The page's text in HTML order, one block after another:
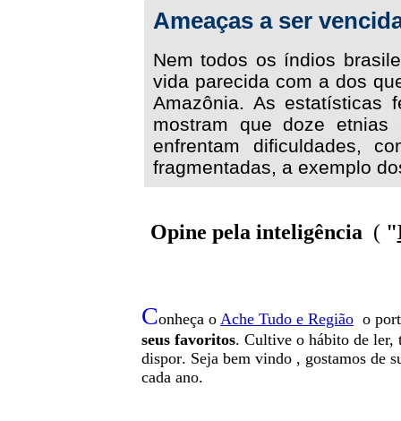
Ameaças a ser
Nem todos os índios
vida parecida com a dos
Amazônia. As estatísticas
mostram que doze
enfrentam dificuldades,
fragmentadas, a exemplo
Opine pela inteligência ( "
Conheça o Ache Tudo e Região o
seus favoritos. Cultive o hábito de ler,
dispor. Seja bem vindo , gostamos de
cada ano.